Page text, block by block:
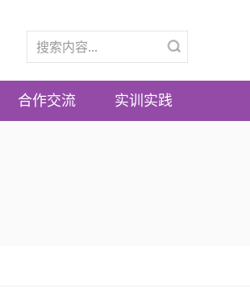
合作交流 实训实践